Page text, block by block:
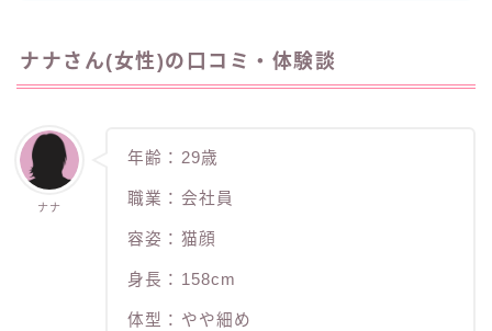
ナナさん(女性)の口コミ・体験談
ナナ
年齢：29歳
職業：会社員
容姿：猫顔
身長：158cm
体型：やや細め